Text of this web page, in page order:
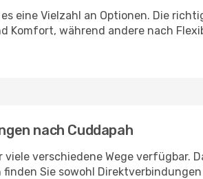
eine Vielzahl an Optionen. Die
Komfort, während andere nach
nach Cuddapah
viele verschiedene Wege verfügbar.
Sie sowohl